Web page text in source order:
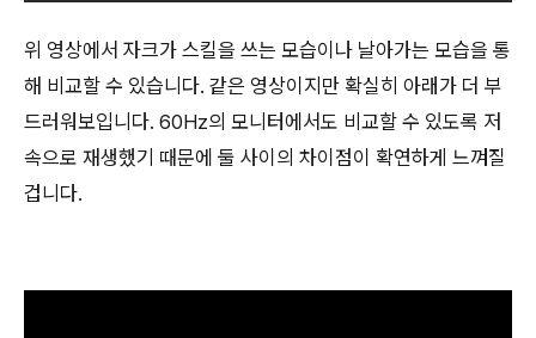
위 영상에서 자크가 스킬을 쓰는 모습이나 날아가는 모습을 통
해 비교할 수 있습니다. 같은 영상이지만 확실히 아래가 더 부
드러워보입니다. 60Hz의 모니터에서도 비교할 수 있도록 저
속으로 재생했기 때문에 둘 사이의 차이점이 확연하게 느껴질
겁니다.